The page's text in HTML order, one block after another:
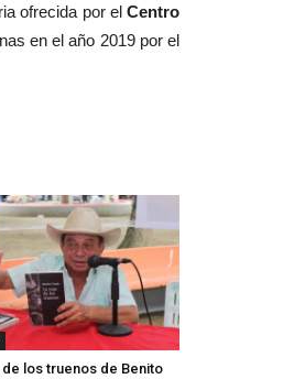
ofrecida por el Centro
en el año 2019 por el
de los truenos de Benito